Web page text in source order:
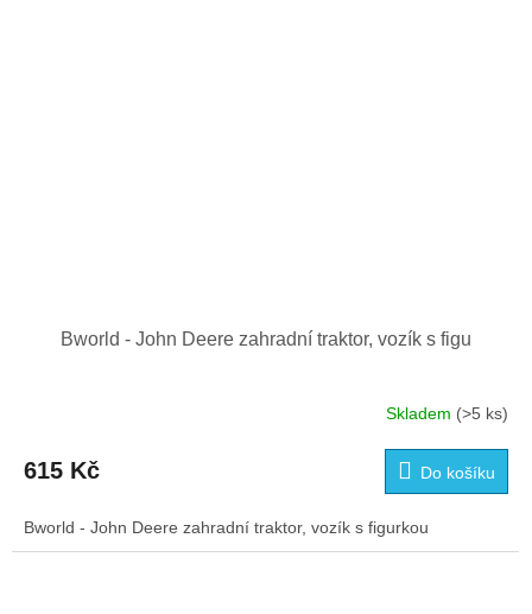
Bworld - John Deere zahradní traktor, vozík s figu
Skladem (>5 ks)
615 Kč Do košíku
Bworld - John Deere zahradní traktor, vozík s figurkou